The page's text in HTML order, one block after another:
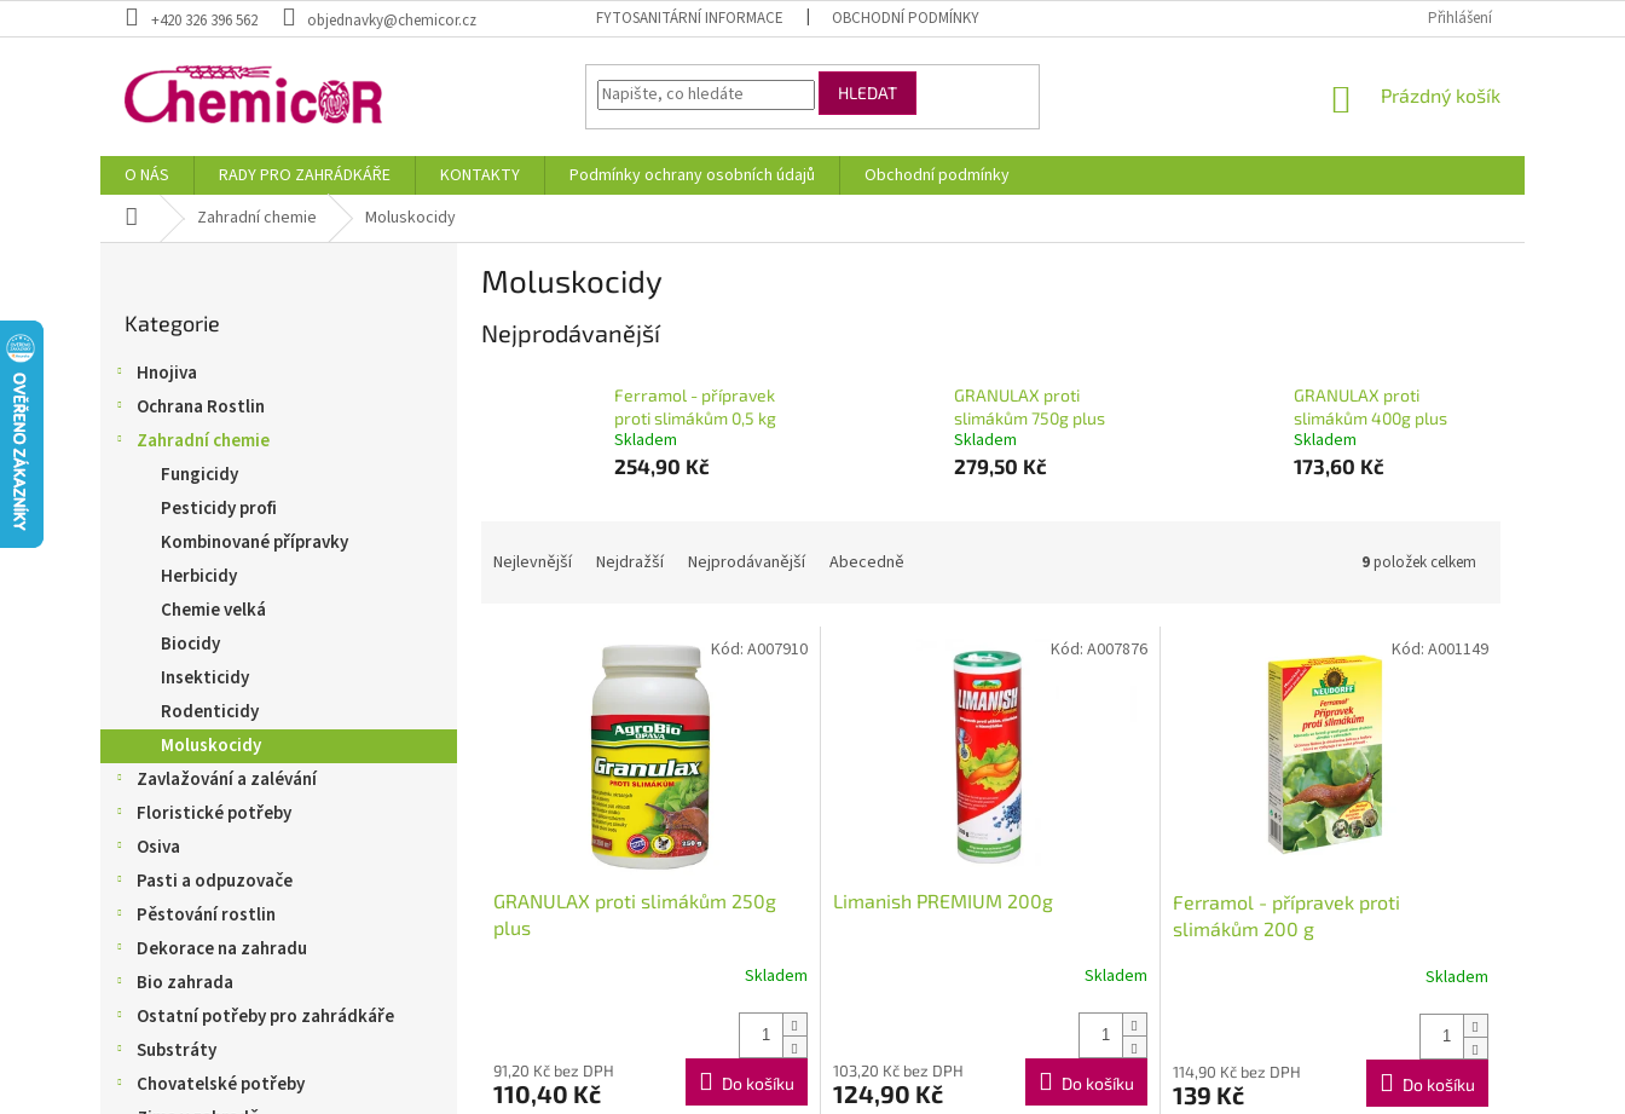
na
+420 326 396 562 objednavky@chemicor.cz FYTOSANITÁRNÍ INFORMACE OBCHODNÍ PODMÍNKY Přihlášení
HLEDAT
NÁKUPNÍ
Prázdný košík
O NÁS RADY PRO ZAHRÁDKÁŘE KONTAKTY Podmínky ochrany osobních údajů
Obchodní podmínky
Domů Zahradní chemie Moluskocidy
kategorie
Kategorie
Hnojiva
Ochrana Rostlin
Zahradní chemie
Fungicidy
Pesticidy profi
Kombinované přípravky
Herbicidy
Chemie velká
Biocidy
Insekticidy
Rodenticidy
Moluskocidy
Zavlažování a zalévání
Floristické potřeby
Osiva
Pasti a odpuzovače
Pěstování rostlin
Dekorace na zahradu
Bio zahrada
Ostatní potřeby pro zahrádkáře
Substráty
Chovatelské potřeby
Moluskocidy
Nejprodávanější
Ferramol - přípravek
proti slimákům 0,5 kg
Skladem
254,90 Kč
GRANULAX proti
slimákům 750g plus
Skladem
279,50 Kč
GRANULAX proti
slimákům 400g plus
Skladem
173,60 Kč
Nejlevnější Nejdražší Nejprodávanější Abecedně 9položek celkem
GRANULAX proti slimákům 250g
plus
Skladem
91,20 Kč bez DPH
110,40 Kč Do košíku
Kód: A007910
Limanish PREMIUM 200g
Skladem
103,20 Kč bez DPH
124,90 Kč Do košíku
Kód: A007876
Ferramol - přípravek proti
slimákům 200 g
Skladem
114,90 Kč bez DPH
139 Kč Do košíku
Kód: A001149